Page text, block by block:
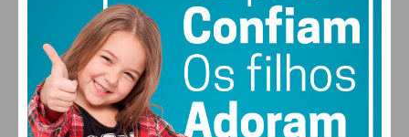
28°
DOM
30
SEG
30°
TER
31°
QUA